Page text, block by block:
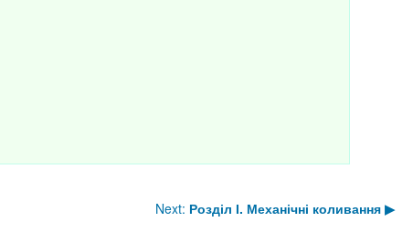
Next: Розділ І. Механічні коливання ▶︎